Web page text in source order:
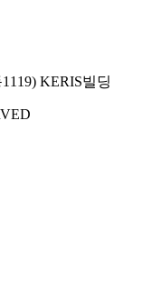
KERIS빌딩